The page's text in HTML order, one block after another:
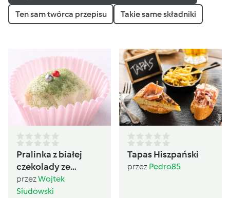
Ten sam twórca przepisu Takie same składniki
Pralinka z białej
czekolady ze
śledziem, RÓŻOWA
PERŁA BAŁTYKU
przezWojtek
Siudowski
Tapas Hiszpański
przez Pedro85